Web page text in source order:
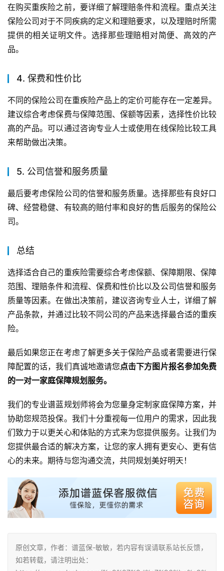
在购买重疾险之前，要详细了解理赔条件和流程。重点关注
保险公司对于不同疾病的定义和理赔要求，以及理赔时所需
提供的相关证明文件。选择那些理赔相对简便、高效的产
品。
4. 保费和性价比
不同的保险公司在重疾险产品上的定价可能存在一定差异。
建议综合考虑保费与保障范围、保额等因素，选择性价比较
高的产品。可以通过咨询专业人士或使用在线保险比较工具
来帮助做出决策。
5. 公司信誉和服务质量
最后要考虑保险公司的信誉和服务质量。选择那些有良好口
碑、经营稳健、有较高的赔付率和良好的售后服务的保险公
司。
总结
选择适合自己的重疾险需要综合考虑保额、保障期限、保障
范围、理赔条件和流程、保费和性价比以及公司信誉和服务
质量等因素。在做出决策前，建议咨询专业人士，详细了解
产品条款，并通过比较不同公司的产品来选择最合适的重疾
险。
最后如果您正在考虑了解更多关于保险产品或者需要进行保
障配置的话，我们真诚地邀请您点击下方图片报名参加免费
的一对一家庭保障规划服务。
我们的专业谱蓝规划师将会为您量身定制家庭保障方案，并
协助您规范投保。我们十分重视每一位用户的需求，因此我
们致力于以更关心和体贴的方式来为您提供服务。让我们为
您提供最合适的解决方案，让您的家人拥有更安心、更有信
心的未来。期待与您沟通交流，共同规划美好明天！
原创文章，作者：谱蓝保-敏敏，若内容有误请联系站长反馈，
如若转载，请注明出处：